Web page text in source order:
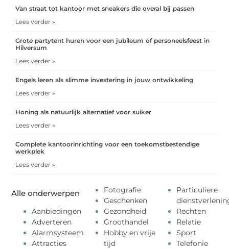
Alle onderwerpen
Aanbiedingen
Adverteren
Alarmsysteem
Attracties
Fotografie
Geschenken
Gezondheid
Groothandel
Hobby en vrije
tijd
Particuliere
Rechten
Relatie
Sport
Telefonie
Van straat tot kantoor met sneakers die overal bij passen
Lees verder »
Grote partytent huren voor een jubileum of personeelsfeest in
Hilversum
Lees verder »
Engels leren als slimme investering in jouw ontwikkeling
Lees verder »
Honing als natuurlijk alternatief voor suiker
Lees verder »
Complete kantoorinrichting voor een toekomstbestendige
werkplek
Lees verder »